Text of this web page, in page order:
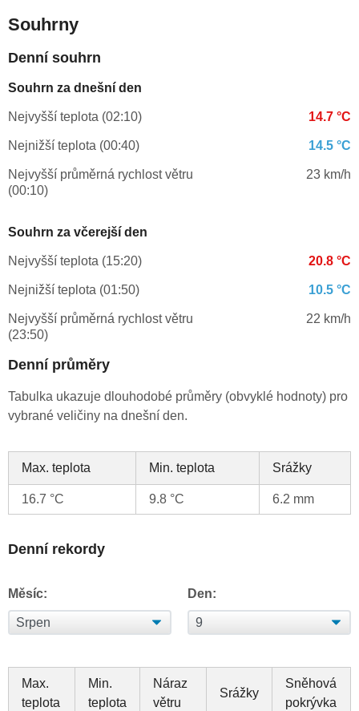
Souhrny
Denní souhrn
Souhrn za dnešní den
Nejvyšší teplota (02:10) 14.7 °C
Nejnižší teplota (00:40) 14.5 °C
Nejvyšší průměrná rychlost větru
(00:10)
23 km/h
Souhrn za včerejší den
Nejvyšší teplota (15:20) 20.8 °C
Nejnižší teplota (01:50) 10.5 °C
Nejvyšší průměrná rychlost větru
(23:50)
22 km/h
Denní průměry
Tabulka ukazuje dlouhodobé průměry (obvyklé hodnoty) pro
vybrané veličiny na dnešní den.
Max. teplota Min. teplota Srážky
16.7 °C 9.8 °C 6.2 mm
Denní rekordy
Měsíc: Den:
Max.
teplota
Min.
teplota
Náraz
větru
Srážky
Sněhová
pokrývka